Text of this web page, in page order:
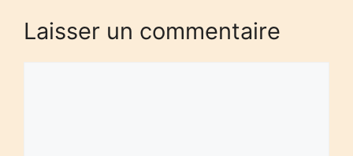
Laisser un commentaire